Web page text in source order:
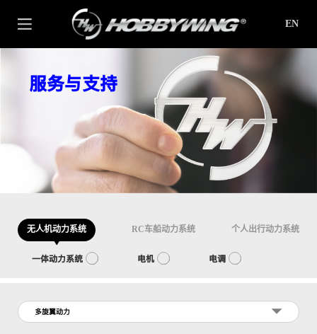
EN
服务与支持
无人机动力系统 RC车船动力系统 个人出行动力系统
一体动力系统 电机 电调
多旋翼动力